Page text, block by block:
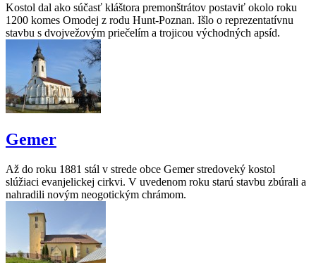
Kostol dal ako súčasť kláštora premonštrátov postaviť okolo roku
1200 komes Omodej z rodu Hunt-Poznan. Išlo o reprezentatívnu
stavbu s dvojvežovým priečelím a trojicou východných apsíd.
Gemer
Až do roku 1881 stál v strede obce Gemer stredoveký kostol
slúžiaci evanjelickej cirkvi. V uvedenom roku starú stavbu zbúrali a
nahradili novým neogotickým chrámom.